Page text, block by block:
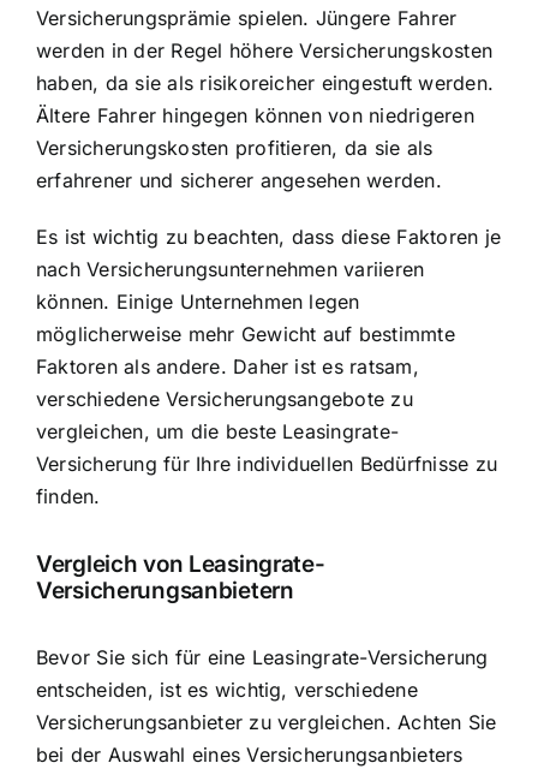
Versicherungsprämie spielen. Jüngere Fahrer
werden in der Regel höhere Versicherungskosten
haben, da sie als risikoreicher eingestuft werden.
Ältere Fahrer hingegen können von niedrigeren
Versicherungskosten profitieren, da sie als
erfahrener und sicherer angesehen werden.
Es ist wichtig zu beachten, dass diese Faktoren je
nach Versicherungsunternehmen variieren
können. Einige Unternehmen legen
möglicherweise mehr Gewicht auf bestimmte
Faktoren als andere. Daher ist es ratsam,
verschiedene Versicherungsangebote zu
vergleichen, um die beste Leasingrate-
Versicherung für Ihre individuellen Bedürfnisse zu
finden.
Vergleich von Leasingrate-
Versicherungsanbietern
Bevor Sie sich für eine Leasingrate-Versicherung
entscheiden, ist es wichtig, verschiedene
Versicherungsanbieter zu vergleichen. Achten Sie
bei der Auswahl eines Versicherungsanbieters